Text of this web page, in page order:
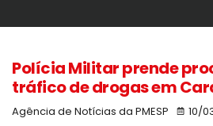
Polícia Militar prende
tráfico de drogas em
Agência de Notícias da PMESP 10/